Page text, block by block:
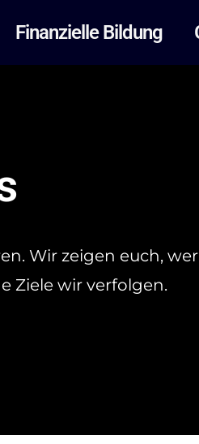
Finanzielle Bildung
Wir zeigen euch,
Ziele wir verfolgen.